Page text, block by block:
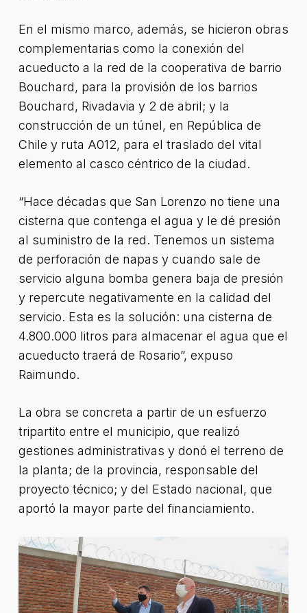
En el mismo marco, además, se hicieron obras
complementarias como la conexión del
acueducto a la red de la cooperativa de barrio
Bouchard, para la provisión de los barrios
Bouchard, Rivadavia y 2 de abril; y la
construcción de un túnel, en República de
Chile y ruta A012, para el traslado del vital
elemento al casco céntrico de la ciudad.
“Hace décadas que San Lorenzo no tiene una
cisterna que contenga el agua y le dé presión
al suministro de la red. Tenemos un sistema
de perforación de napas y cuando sale de
servicio alguna bomba genera baja de presión
y repercute negativamente en la calidad del
servicio. Esta es la solución: una cisterna de
4.800.000 litros para almacenar el agua que el
acueducto traerá de Rosario”, expuso
Raimundo.
La obra se concreta a partir de un esfuerzo
tripartito entre el municipio, que realizó
gestiones administrativas y donó el terreno de
la planta; de la provincia, responsable del
proyecto técnico; y del Estado nacional, que
aportó la mayor parte del financiamiento.